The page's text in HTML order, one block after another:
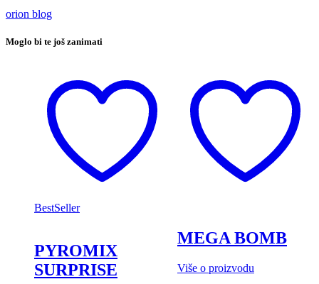
orion blog
Moglo bi te još zanimati
BestSeller
PYROMIX
SURPRISE
MEGA BOMB
Više o proizvodu